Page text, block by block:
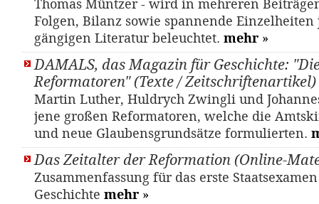
Thomas Müntzer - wird in mehreren
Folgen, Bilanz sowie spannende Einzelheiten
gängigen Literatur beleuchtet. mehr »
DAMALS, das Magazin für Geschichte:
Reformatoren" (Texte / Zeitschriftenartikel)
Mar­tin Lu­ther, Huld­rych Zwing­li und
jene großen Reformatoren, welche die
und neue Glaubensgrundsätze formulierten.
Das Zeitalter der Reformation (Online-
Zusammenfassung für das erste Staatsexamen
Geschichte mehr »